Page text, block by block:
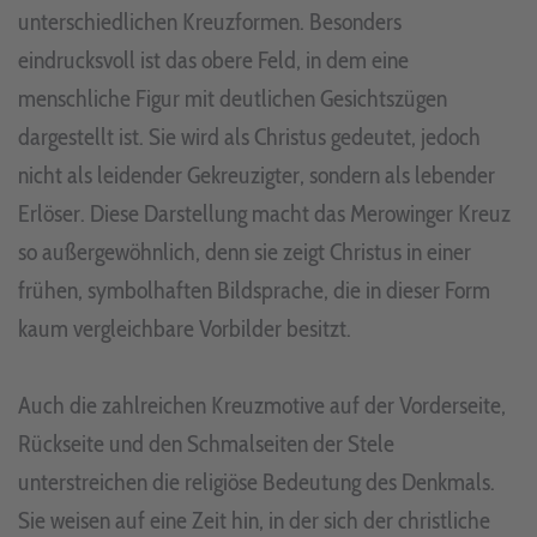
unterschiedlichen Kreuzformen. Besonders
eindrucksvoll ist das obere Feld, in dem eine
menschliche Figur mit deutlichen Gesichtszügen
dargestellt ist. Sie wird als Christus gedeutet, jedoch
nicht als leidender Gekreuzigter, sondern als lebender
Erlöser. Diese Darstellung macht das Merowinger Kreuz
so außergewöhnlich, denn sie zeigt Christus in einer
frühen, symbolhaften Bildsprache, die in dieser Form
kaum vergleichbare Vorbilder besitzt.
Auch die zahlreichen Kreuzmotive auf der Vorderseite,
Rückseite und den Schmalseiten der Stele
unterstreichen die religiöse Bedeutung des Denkmals.
Sie weisen auf eine Zeit hin, in der sich der christliche